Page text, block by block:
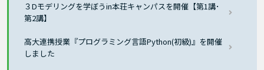
３Dモデリングを学ぼうin本荘キャンパスを開催【第1講･
第2講】
高大連携授業『プログラミング言語Python(初級)』を開催
しました